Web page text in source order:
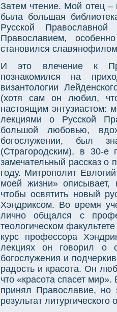
Затем чтение. Мой отец –
была большая
Русской
Православием,
становился
И это влечение к
познакомился на
византологии
(хотя сам он любил,
настоящим энтузиастом:
лекциями о Русской
большой любовью,
богослужении, был
(Страгородским), в 30-
замечательный рассказ о
году. Митрополит
моей жизни» описывает,
чтобы освятить новый
Хэндриксом. Во время
лично общался с
теологическом
курс профессора
лекциях он говорил о
богослужения и
радость и красота. Он
что «красота спасет
принял Православие,
результат